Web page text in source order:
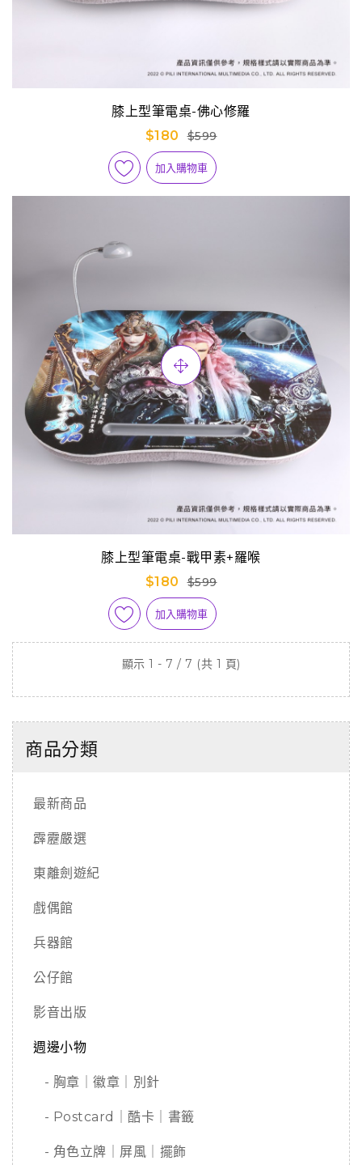
膝上型筆電桌-佛心修羅
$180
$599
加入購物車
膝上型筆電桌-戰甲素+羅喉
$180
$599
加入購物車
顯示 1 - 7 / 7 (共 1 頁)
商品分類
最新商品
霹靂嚴選
東離劍遊紀
戲偶館
兵器館
公仔館
影音出版
週邊小物
- 胸章｜徽章｜別針
- Postcard｜酷卡｜書籤
- 角色立牌｜屏風｜擺飾